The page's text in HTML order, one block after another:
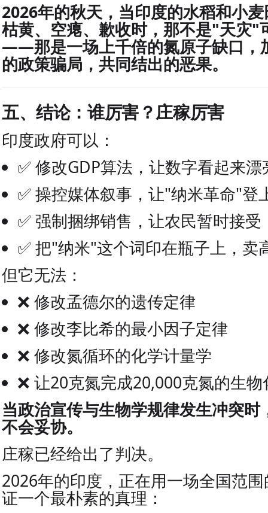
2026年的秋天，当印度的水稻和小
枯黄、空瘪、歉收时，那不是"天灾"
——那是一场上千倍的氮原子缺口，
的政策骗局，共同结出的恶果。
五、结论：谁厉害？庄稼厉害
印度政府可以：
✅ 修改GDP算法，让数字看起来漂
✅ 操控媒体叙事，让"纳米革命"登
✅ 强制捆绑销售，让农民暂时接受
✅ 把"纳米"这个词印在瓶子上，卖
但它无法：
❌ 修改孟德尔的遗传定律
❌ 修改李比希的最小因子定律
❌ 修改氮循环的化学计量学
❌ 让20克氮完成20,000克氮的生
当政治宣传与生物学规律发生冲突时
不会妥协。
庄稼已经给出了判决。
2026年的印度，正在用一场全国范
证一个最朴素的真理：